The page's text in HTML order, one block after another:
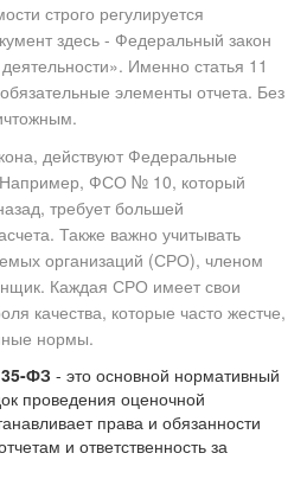
строго регулируется
здесь - Федеральный закон
Именно статья 11
элементы отчета. Без
действуют Федеральные
ФСО № 10, который
требует большей
Также важно учитывать
организаций (СРО), членом
Каждая СРО имеет свои
качества, которые часто жестче,
нормы.
ФЗ - это основной нормативный
проведения оценочной
права и обязанности
и ответственность за